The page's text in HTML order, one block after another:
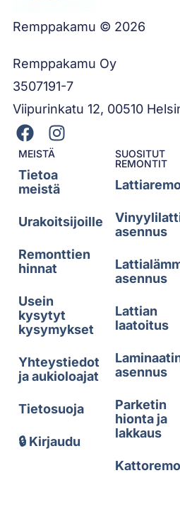
Remppakamu © 2026
Remppakamu Oy
3507191-7
Viipurinkatu 12, 00510
MEISTÄ
Tietoa
meistä
Urakoitsijoille
Remonttien
hinnat
Usein
kysytyt
kysymykset
Yhteystiedot
ja aukioloajat
Tietosuoja
🔒 Kirjaudu
SUOSITUT
REMONTIT
asennus
asennus
Lattian
laatoitus
asennus
Parketin
hionta ja
lakkaus